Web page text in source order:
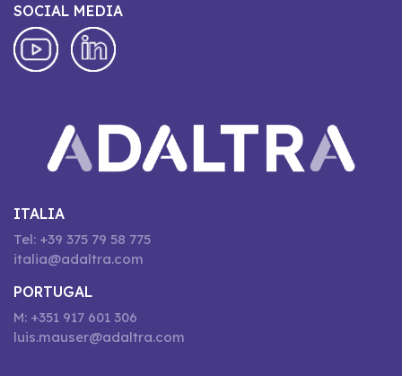
SOCIAL MEDIA
ITALIA
Tel: +39 375 79 58 775
italia@adaltra.com
PORTUGAL
M: +351 917 601 306
luis.mauser@adaltra.com